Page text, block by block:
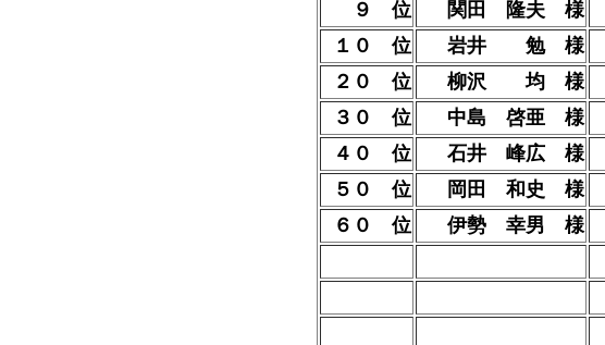
９ 位
関田 隆夫 様
１０ 位
岩井 勉 様
２０ 位
柳沢 均 様
３０ 位
中島 啓亜 様
４０ 位
石井 峰広 様
５０ 位
岡田 和史 様
６０ 位
伊勢 幸男 様